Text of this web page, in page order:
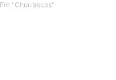
Em "Churrascos"